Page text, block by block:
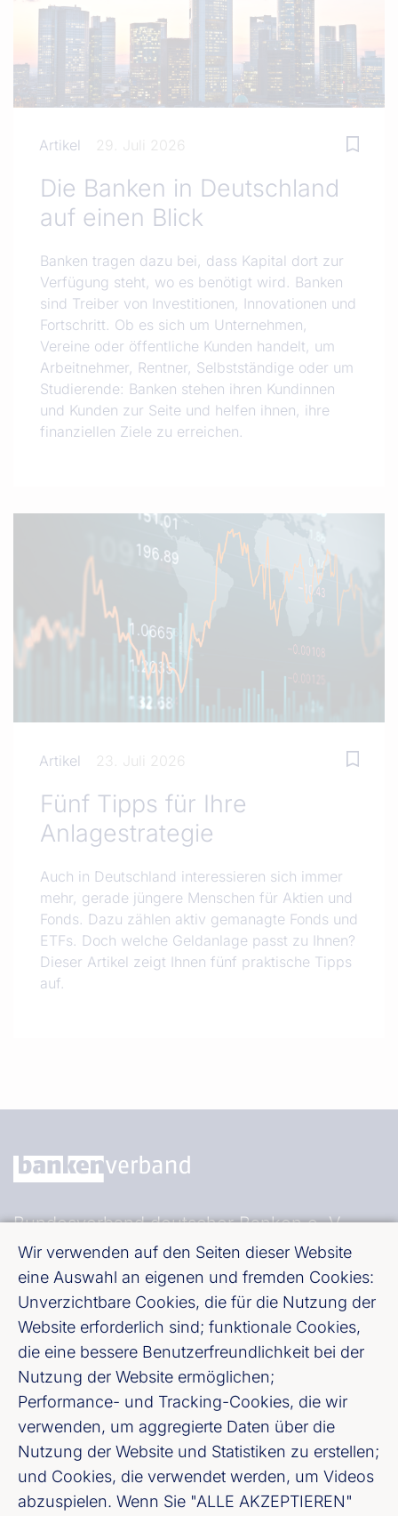
Artikel 29. Juli 2026
Die Banken in Deutschland
auf einen Blick
Banken tragen dazu bei, dass Kapital dort zur
Verfügung steht, wo es benötigt wird. Banken
sind Treiber von Investitionen, Innovationen und
Fortschritt. Ob es sich um Unternehmen,
Vereine oder öffentliche Kunden handelt, um
Arbeitnehmer, Rentner, Selbstständige oder um
Studierende: Banken stehen ihren Kundinnen
und Kunden zur Seite und helfen ihnen, ihre
finanziellen Ziele zu erreichen.
Artikel 23. Juli 2026
Fünf Tipps für Ihre
Anlagestrategie
Auch in Deutschland interessieren sich immer
mehr, gerade jüngere Menschen für Aktien und
Fonds. Dazu zählen aktiv gemanagte Fonds und
ETFs. Doch welche Geldanlage passt zu Ihnen?
Dieser Artikel zeigt Ihnen fünf praktische Tipps
auf.
Wir verwenden auf den Seiten dieser Website
eine Auswahl an eigenen und fremden Cookies:
Unverzichtbare Cookies, die für die Nutzung der
Website erforderlich sind; funktionale Cookies,
die eine bessere Benutzerfreundlichkeit bei der
Nutzung der Website ermöglichen;
Performance- und Tracking-Cookies, die wir
verwenden, um aggregierte Daten über die
Nutzung der Website und Statistiken zu erstellen;
und Cookies, die verwendet werden, um Videos
abzuspielen. Wenn Sie "ALLE AKZEPTIEREN"
Bundesverband deutscher Banken e. V.
Burgstraße 28, 10178 Berlin
Fußzeile (Bankenverband)
Impressum
LinkedIn
Youtube
Cookie-Einstellungen